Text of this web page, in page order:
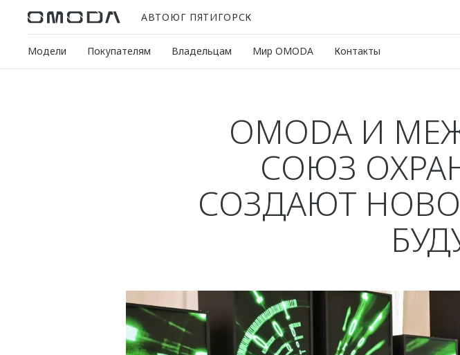
АВТОЮГ ПЯТИГОРСК
Модели Покупателям Владельцам Мир OMODA Контакты
OMODA И
СОЮЗ
СОЗДАЮТ